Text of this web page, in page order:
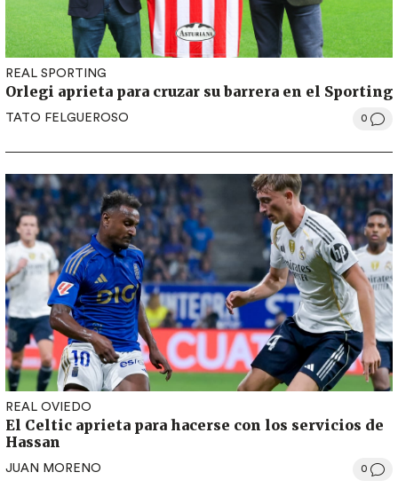
REAL SPORTING
Orlegi aprieta para cruzar su barrera en el Sporting
TATO FELGUEROSO 0
REAL OVIEDO
El Celtic aprieta para hacerse con los servicios de
Hassan
JUAN MORENO 0